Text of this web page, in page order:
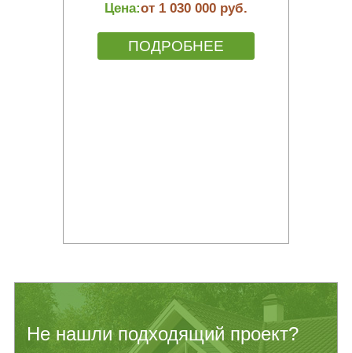
Цена:от 1 030 000 руб.
ПОДРОБНЕЕ
Не нашли подходящий проект?